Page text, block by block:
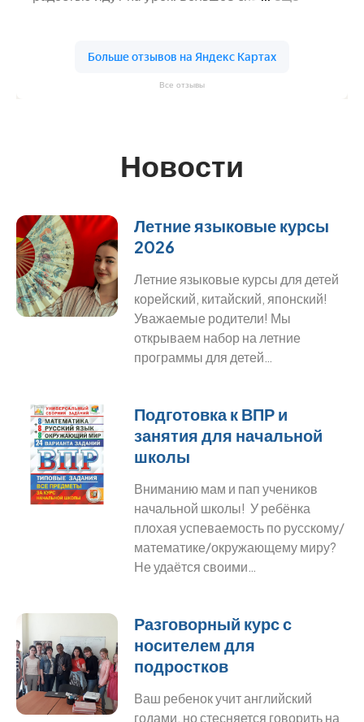
Все отзывы
Новости
Летние языковые курсы
2026
Летние языковые курсы для детей
корейский, китайский, японский!
Уважаемые родители! Мы
открываем набор на летние
программы для детей…
Подготовка к ВПР и
занятия для начальной
школы
Вниманию мам и пап учеников
начальной школы! У ребёнка
плохая успеваемость по русскому/
математике/окружающему миру?
Не удаётся своими…
Разговорный курс с
носителем для
подростков
Ваш ребенок учит английский
годами, но стесняется говорить на